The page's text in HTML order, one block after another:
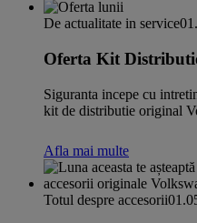
De actualitate in service
Oferta Kit
Siguranta incepe cu
kit de distributie original
Afla mai multe
Totul despre accesorii